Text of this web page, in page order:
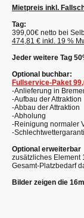
Mietpreis inkl.
Tag:
399,00€ netto bei
474,81 € inkl. 19 %
Jeder weitere Tag
Optional buchbar:
Fullservice-Paket
-Anlieferung in
-Aufbau der Attraktion
-Abbau der Attraktion
-Abholung
-Reinigung normaler
-
Optional erweiterbar
zusätzliches Element
Gesamt-Platzbedarf
Bilder zeigen die